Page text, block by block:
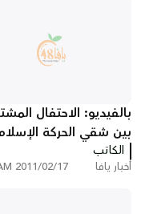
بالفيديو: الاحتفال
بين شقي الحركة
في يافا بمناسبة ذكرى
النبوي الشريف
الكاتب
أخبار يافا 2011/02/17 11:19AM